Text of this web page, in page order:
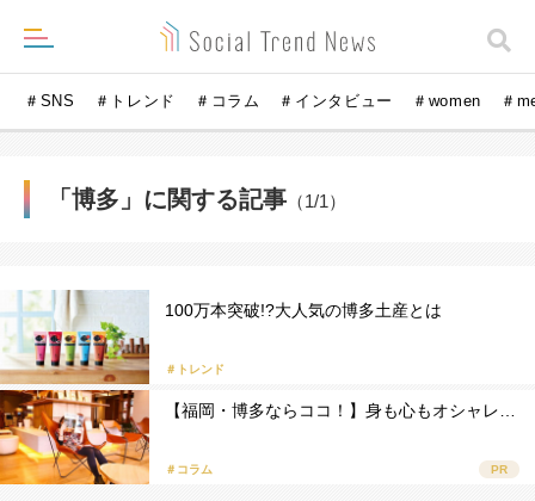
＃SNS ＃トレンド ＃コラム ＃インタビュー ＃women ＃
「博多」に関する記事 （1/1）
100万本突破!?大人気の博多土産とは
＃トレンド
【福岡・博多ならココ！】身も心もオシャレ…
＃コラム PR